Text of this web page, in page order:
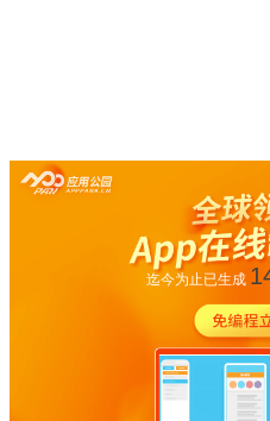
迄今为止已生成